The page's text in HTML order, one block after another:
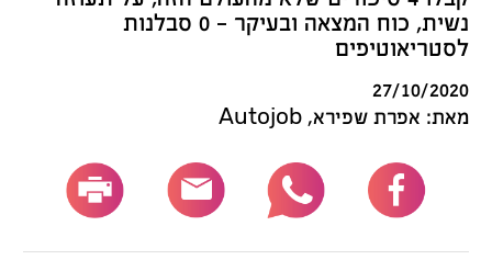
נשית, כוח המצאה ובעיקר – 0 סבלנות
לסטריאוטיפים
27/10/2020
מאת: אפרת שפירא, Autojob